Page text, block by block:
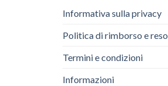
Informativa sulla privacy
Politica di rimborso e reso
Termini e condizioni
Informazioni